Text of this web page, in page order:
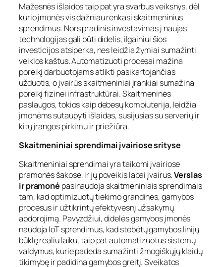
Mažesnės išlaidos taip pat yra svarbus veiksnys, dėl
kurio įmonės vis dažniau renkasi skaitmeninius
sprendimus. Nors pradinis investavimas į naujas
technologijas gali būti didelis, ilgainiui šios
investicijos atsiperka, nes leidžia žymiai sumažinti
veiklos kaštus. Automatizuoti procesai mažina
poreikį darbuotojams atlikti pasikartojančias
užduotis, o įvairūs skaitmeniniai įrankiai sumažina
poreikį fizinei infrastruktūrai. Skaitmeninės
paslaugos, tokios kaip debesų kompiuterija, leidžia
įmonėms sutaupyti išlaidas, susijusias su serverių ir
kitų įrangos pirkimu ir priežiūra.
Skaitmeniniai sprendimai įvairiose srityse
Skaitmeniniai sprendimai yra taikomi įvairiose
pramonės šakose, ir jų poveikis labai įvairus.Verslas
ir pramonė pasinaudoja skaitmeniniais sprendimais
tam, kad optimizuotų tiekimo grandines, gamybos
procesus ir užtikrintų efektyvesnį užsakymų
apdorojimą. Pavyzdžiui, didelės gamybos įmonės
naudoja IoT sprendimus, kad stebėtų gamybos linijų
būklę realiu laiku, taip pat automatizuotus sistemų
valdymus, kurie padeda sumažinti žmogiškųjų klaidų
tikimybę ir padidina gamybos greitį. Sveikatos